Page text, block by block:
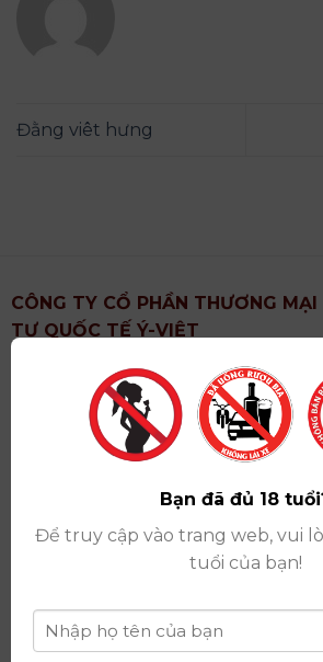
Đằng viêt hưng
CÔNG TY CỔ PHẦN THƯƠNG
TƯ QUỐC TẾ Ý-VIỆT
: Khu 6, Xã Hoài Đức, Thành
Showroom: Số 09 Phố Liễu Giai,
Thành Phố Hà Nội
Giấy ĐKKD số: 0102751615 do Sở
Phố Hà Nội cấp lần đầu ngày 07/
thay đổi lần thứ 17 ngày 06/08/2025
Giấy phép Phân Phối Rượu số :
Công Thương cấp ngày 14/11/2022
Ngân hàng:Ngân hàng TMCP
Việt Nam (BIDV)
Bạn đã đủ 18
Để truy cập vào trang web, vui
tuổi của bạn!